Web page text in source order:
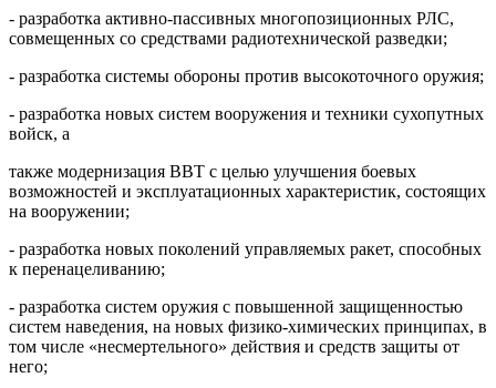
- разработка активно-пассивных многопозиционных РЛС,
совмещенных со средствами радиотехнической разведки;
- разработка системы обороны против высокоточного оружия;
- разработка новых систем вооружения и техники сухопутных
войск, а
также модернизация ВВТ с целью улучшения боевых
возможностей и эксплуатационных характеристик, состоящих
на вооружении;
- разработка новых поколений управляемых ракет, способных
к перенацеливанию;
- разработка систем оружия с повышенной защищенностью
систем наведения, на новых физико-химических принципах, в
том числе «несмертельного» действия и средств защиты от
него;